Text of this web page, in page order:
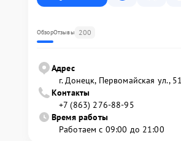
ОбзорОтзывы 200
Адрес
г. Донецк, Первомайская ул., 51
Контакты
+7 (863) 276-88-95
Время работы
Работаем с 09:00 до 21:00